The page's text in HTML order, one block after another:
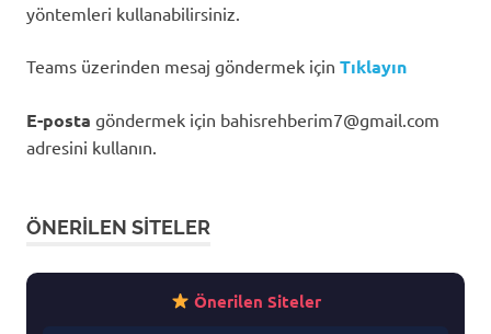
yöntemleri kullanabilirsiniz.
Teams üzerinden mesaj göndermek için Tıklayın
E-posta göndermek için bahisrehberim7@gmail.com
adresini kullanın.
ÖNERILEN SITELER
Önerilen Siteler